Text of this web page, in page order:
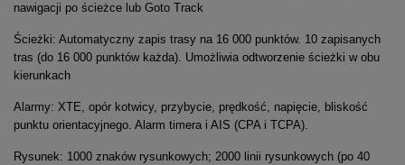
nawigacji po ścieżce lub Goto Track
Ścieżki: Automatyczny zapis trasy na 16 000 punktów. 10 zapisanych
tras (do 16 000 punktów każda). Umożliwia odtworzenie ścieżki w obu
kierunkach
Alarmy: XTE, opór kotwicy, przybycie, prędkość, napięcie, bliskość
punktu orientacyjnego. Alarm timera i AIS (CPA i TCPA).
Rysunek: 1000 znaków rysunkowych; 2000 linii rysunkowych (po 40